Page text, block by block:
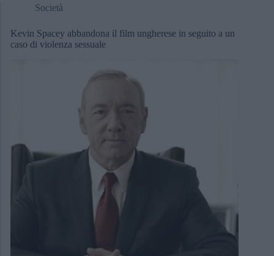
Società
Kevin Spacey abbandona il film ungherese in seguito a un
caso di violenza sessuale